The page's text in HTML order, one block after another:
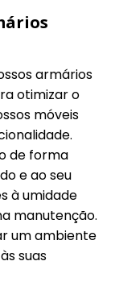
armários
otimizar o
móveis
de forma
e ao seu
à umidade
manutenção.
um ambiente
suas